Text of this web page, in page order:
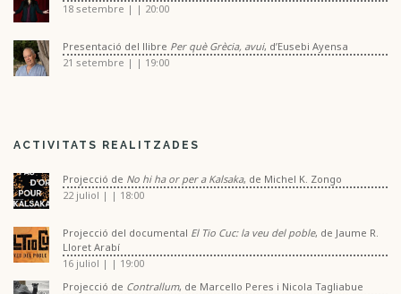
18 setembre | | 20:00
Presentació del llibre Per què Grècia, avui, d’Eusebi Ayensa
21 setembre | | 19:00
ACTIVITATS REALITZADES
Projecció de No hi ha or per a Kalsaka, de Michel K. Zongo
22 juliol | | 18:00
Projecció del documental El Tio Cuc: la veu del poble, de Jaume R.
Lloret Arabí
16 juliol | | 19:00
Projecció de Contrallum, de Marcello Peres i Nicola Tagliabue